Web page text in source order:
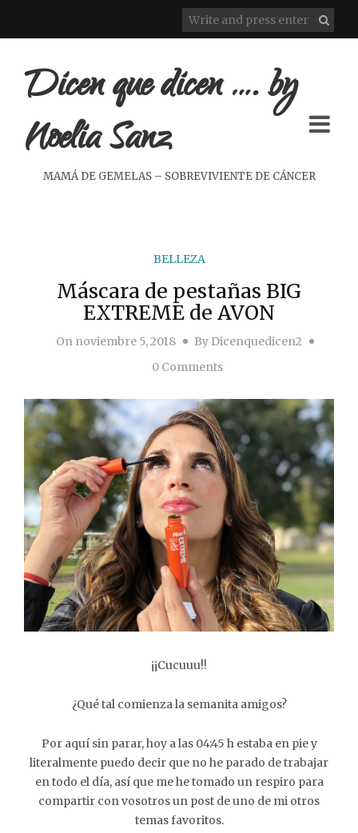
Dicen que dicen …. by
Noelia Sanz
MAMÁ DE GEMELAS – SOBREVIVIENTE DE CÁNCER
BELLEZA
Máscara de pestañas BIG
EXTREME de AVON
On noviembre 5, 2018 By Dicenquedicen2
0 Comments
¡¡Cucuuu!!
¿Qué tal comienza la semanita amigos?
Por aquí sin parar, hoy a las 04:45 h estaba en pie y
literalmente puedo decir que no he parado de trabajar
en todo el día, así que me he tomado un respiro para
compartir con vosotros un post de uno de mi otros
temas favoritos.